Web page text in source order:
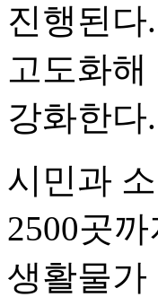
진행된
고도화
강화한다.
시민과
2500곳
생활물가